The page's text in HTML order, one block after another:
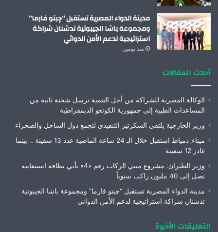
مدينة الدواء المصرية تستقبل “چبتو فارما”
ومجموعة باشا الجيبوتية تدشنان شراكة
استراتيجية لدعم الأمن الدوائي
منذ يومين
أحدث المقالات
الوكالة المصرية للشراكة من أجل التنمية ترسل شحنة ثانية من
المساعدات الطبية إلى جمهورية الكونغو الديمقراطية
وزير الخارجية يلتقي السكرتير التنفيذي لتجمع دول الساحل والصحراء
ميناء_دمياط استقبل خلال الـ 24 ساعة الماضية عدد 13 سفينة .. بينما
غادر 12 سفينة
وزير الطيران: مشروع مبني الركاب رقم «4» يأتي بطاقة استيعابية
تصل إلى 40 مليون راكب سنوياً
مدينة الدواء المصرية تستقبل “چبتو فارما” ومجموعة باشا الجيبوتية
تدشنان شراكة استراتيجية لدعم الأمن الدوائي
التعليقات الأخيرة